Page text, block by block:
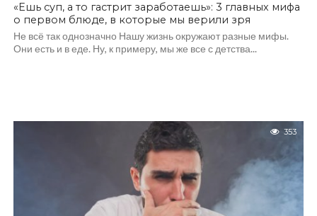
«Ешь суп, а то гастрит заработаешь»: 3 главных мифа
о первом блюде, в которые мы верили зря
Не всё так однозначно Нашу жизнь окружают разные мифы.
Они есть и в еде. Ну, к примеру, мы же все с детства...
353